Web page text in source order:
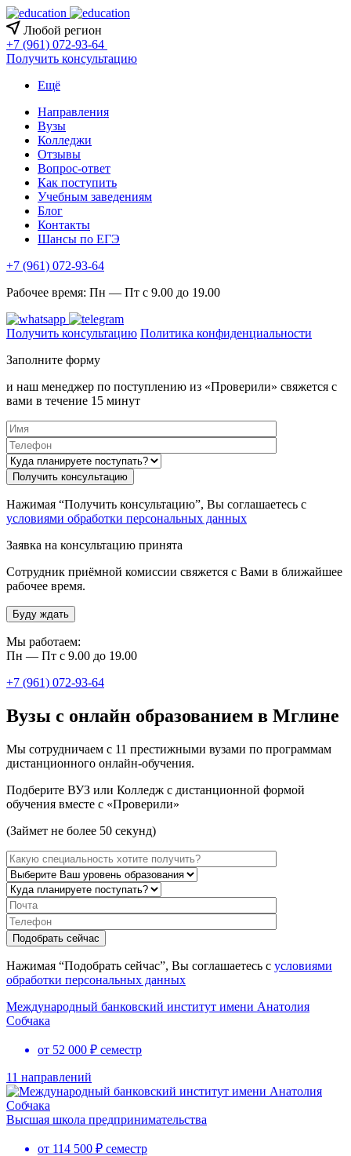
Любой регион
+7 (961) 072-93-64
Получить консультацию
Ещё
Направления
Вузы
Колледжи
Отзывы
Вопрос-ответ
Как поступить
Учебным заведениям
Блог
Контакты
Шансы по ЕГЭ
+7 (961) 072-93-64
Рабочее время: Пн — Пт с 9.00 до 19.00
Получить консультацию Политика конфиденциальности
Заполните форму
и наш менеджер по поступлению из «Проверили» свяжется с
вами в течение 15 минут
Нажимая “Получить консультацию”, Вы соглашаетесь с
условиями обработки персональных данных
Заявка на консультацию принята
Сотрудник приёмной комиссии свяжется с Вами в ближайшее
рабочее время.
Буду ждать
Мы работаем:
Пн — Пт с 9.00 до 19.00
+7 (961) 072-93-64
Вузы с онлайн образованием в Мглине
Мы сотрудничаем с 11 престижными вузами по программам
дистанционного онлайн-обучения.
Подберите ВУЗ или Колледж с дистанционной формой
обучения вместе с «Проверили»
(Займет не более 50 секунд)
Нажимая “Подобрать сейчас”, Вы соглашаетесь с условиями
обработки персональных данных
Международный банковский институт имени Анатолия
Собчака
от 52 000 ₽ семестр
11 направлений
Высшая школа предпринимательства
от 114 500 ₽ семестр